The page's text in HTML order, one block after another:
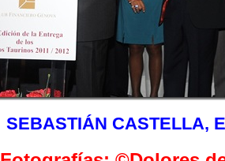
SEBASTIÁN CASTELLA,